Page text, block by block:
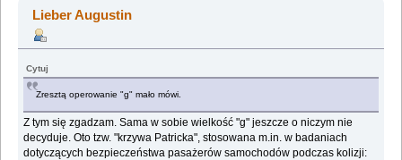
Lieber Augustin
Cytuj
Zresztą operowanie "g" mało mówi.
Z tym się zgadzam. Sama w sobie wielkość "g" jeszcze o niczym nie
decyduje. Oto tzw. "krzywa Patricka", stosowana m.in. w badaniach
dotyczących bezpieczeństwa pasażerów samochodów podczas kolizji: